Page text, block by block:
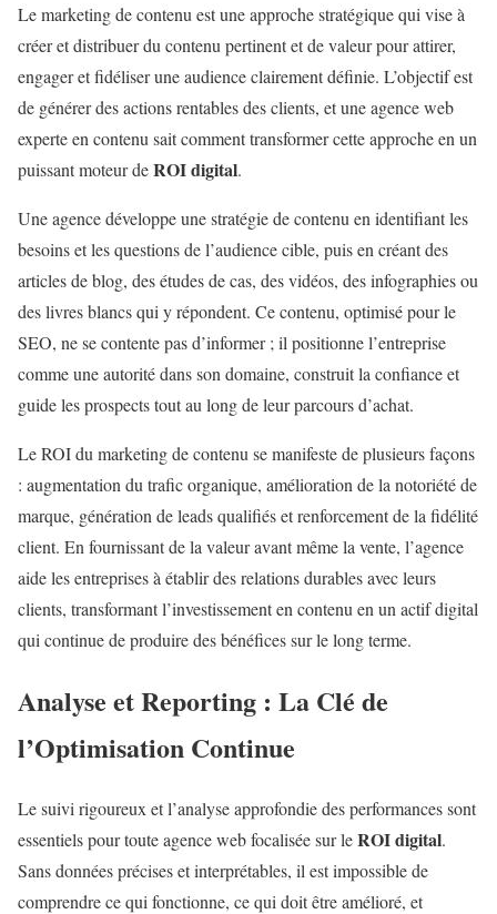
Le marketing de contenu est une approche stratégique qui vise à
créer et distribuer du contenu pertinent et de valeur pour attirer,
engager et fidéliser une audience clairement définie. L’objectif est
de générer des actions rentables des clients, et une agence web
experte en contenu sait comment transformer cette approche en un
puissant moteur deROI digital.
Une agence développe une stratégie de contenu en identifiant les
besoins et les questions de l’audience cible, puis en créant des
articles de blog, des études de cas, des vidéos, des infographies ou
des livres blancs qui y répondent. Ce contenu, optimisé pour le
SEO, ne se contente pas d’informer ; il positionne l’entreprise
comme une autorité dans son domaine, construit la confiance et
guide les prospects tout au long de leur parcours d’achat.
Le ROI du marketing de contenu se manifeste de plusieurs façons
: augmentation du trafic organique, amélioration de la notoriété de
marque, génération de leads qualifiés et renforcement de la fidélité
client. En fournissant de la valeur avant même la vente, l’agence
aide les entreprises à établir des relations durables avec leurs
clients, transformant l’investissement en contenu en un actif digital
qui continue de produire des bénéfices sur le long terme.
Analyse et Reporting : La Clé de
l’Optimisation Continue
Le suivi rigoureux et l’analyse approfondie des performances sont
essentiels pour toute agence web focalisée sur leROI digital.
Sans données précises et interprétables, il est impossible de
comprendre ce qui fonctionne, ce qui doit être amélioré, et